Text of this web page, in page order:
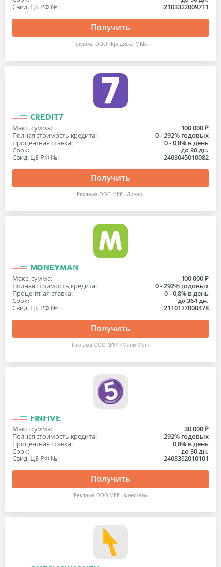
Свид. ЦБ РФ №:
2103322009711
Получить
Реклама ООО «Кредиска МКК»
CREDIT7
Макс. сумма:
100 000 ₽
Полная стоимость кредита:
0 - 292% годовых
Процентная ставка:
0 - 0,8% в день
Срок:
до 30 дн.
Свид. ЦБ РФ №:
2403045010082
Получить
Реклама ООО МКК «Динар»
MONEYMAN
Макс. сумма:
100 000 ₽
Полная стоимость кредита:
0 - 292% годовых
Процентная ставка:
0 - 0,8% в день
Срок:
до 364 дн.
Свид. ЦБ РФ №:
2110177000478
Получить
Реклама ООО МФК «Мани Мен»
FINFIVE
Макс. сумма:
30 000 ₽
Полная стоимость кредита:
292% годовых
Процентная ставка:
0,8% в день
Срок:
до 30 дн.
Свид. ЦБ РФ №:
2403392010101
Получить
Реклама ООО МКК «Финскай»